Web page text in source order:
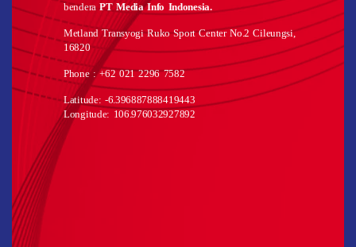
benderaPT Media Info Indonesia.
Metland Transyogi Ruko Sport Center No.2 Cileungsi,
16820
Phone : +62 021 2296 7582
Latitude: -6.396887888419443
Longitude: 106.976032927892